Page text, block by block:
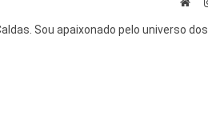
Sou apaixonado pelo universo dos